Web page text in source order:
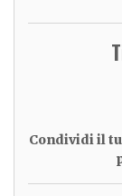
Condividi il